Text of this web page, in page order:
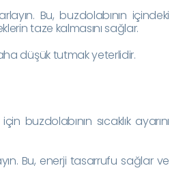
Bu, buzdolabının içindeki
taze kalmasını sağlar.
düşük tutmak yeterlidir.
buzdolabının sıcaklık ayarını
Bu, enerji tasarrufu sağlar ve